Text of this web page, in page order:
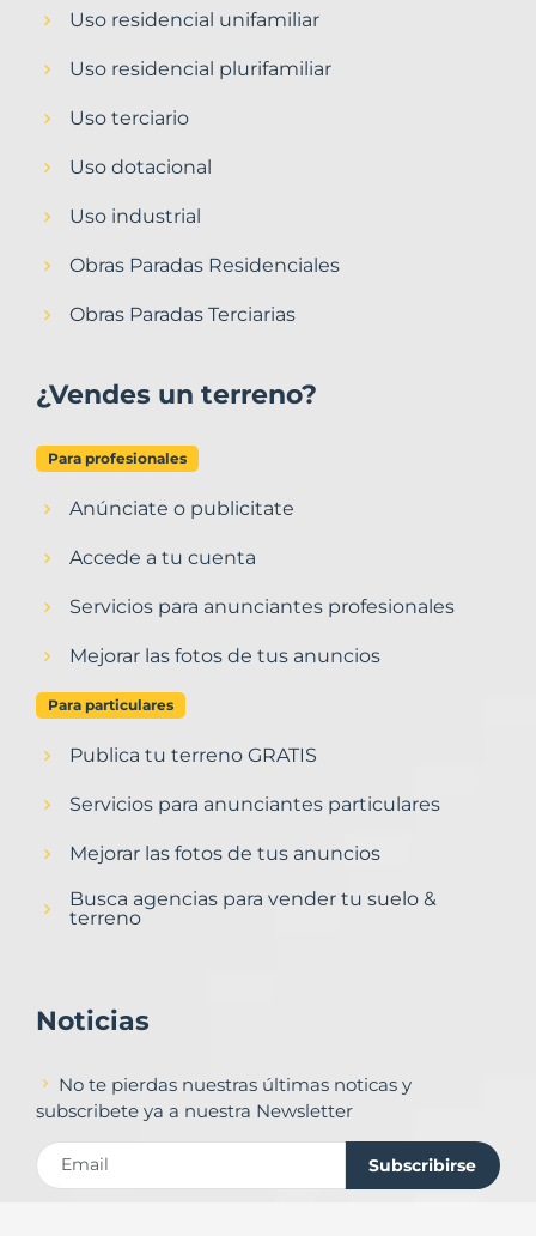
Uso residencial unifamiliar
Uso residencial plurifamiliar
Uso terciario
Uso dotacional
Uso industrial
Obras Paradas Residenciales
Obras Paradas Terciarias
¿Vendes un terreno?
Para profesionales
Anúnciate o publicitate
Accede a tu cuenta
Servicios para anunciantes profesionales
Mejorar las fotos de tus anuncios
Para particulares
Publica tu terreno GRATIS
Servicios para anunciantes particulares
Mejorar las fotos de tus anuncios
Busca agencias para vender tu suelo &
terreno
Noticias
No te pierdas nuestras últimas noticas y
subscribete ya a nuestra Newsletter
Subscribirse